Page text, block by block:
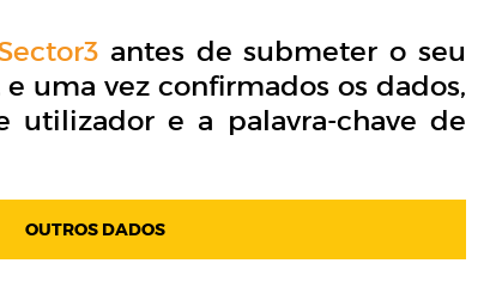
antes de submeter o seu
uma vez confirmados os dados,
utilizador e a palavra-chave de
OUTROS DADOS